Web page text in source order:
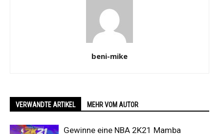
beni-mike
VERWANDTE ARTIKEL MEHR VOM AUTOR
Gewinne eine NBA 2K21 Mamba